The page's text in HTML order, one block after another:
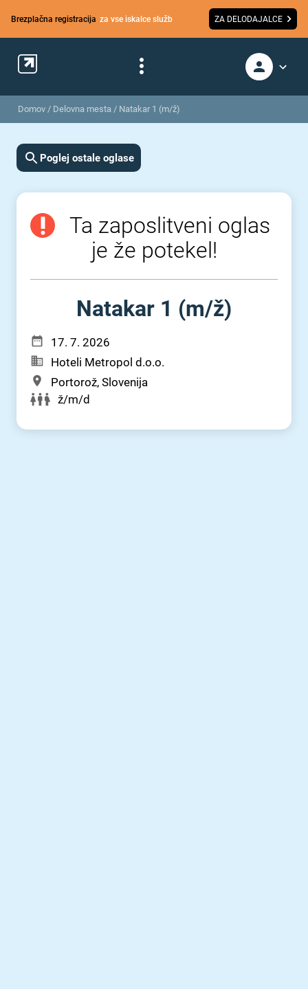
Brezplačna registracija za vse iskalce služb ZA DELODAJALCE
Domov / Delovna mesta / Natakar 1 (m/ž)
Poglej ostale oglase
Ta zaposlitveni oglas
je že potekel!
Natakar 1 (m⁠/⁠ž)
17. 7. 2026
Hoteli Metropol d.o.o.
Portorož, Slovenija
ž/m/d